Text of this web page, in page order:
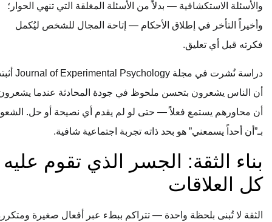
والأسئلة الاستكشافية — بدلاً من الأسئلة المغلقة التي تنهي الحوار؛
وأخيراً التأخر في إطلاق الأحكام — إتاحة المجال للشخص ليُكمل
فكرته قبل أي تعليق.
دراسة نُشرت في مجلة Journal of Experimental Psychology أثبتت
أن الناس يشعرون بتحسن ملحوظ في جودة المحادثة عندما يشعرون
أن محاورهم يستمع فعلاً — حتى لو لم يقدم أي نصيحة أو حل. الشعور
بـ”أن أحداً يسمعني” هو بحد ذاته تجربة اجتماعية شافية.
بناء الثقة: الجسر الذي تقوم عليه
كل العلاقات
الثقة لا تُبنى بلحظة واحدة — تتراكم ببطء عبر أفعال صغيرة ومتكررة.